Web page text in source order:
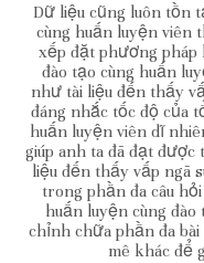
Dữ liệu cũng luôn tồn
cùng huấn luyện viên
xếp đặt phương pháp
đào tạo cùng huấn
như tài liệu đến thấy
đáng nhắc tốc độ của
huấn luyện viên dĩ
giúp anh ta đã đạt
liệu đến thấy vấp ngã
trong phần đa câu
huấn luyện cùng
chỉnh chữa phần đa
mê khác để